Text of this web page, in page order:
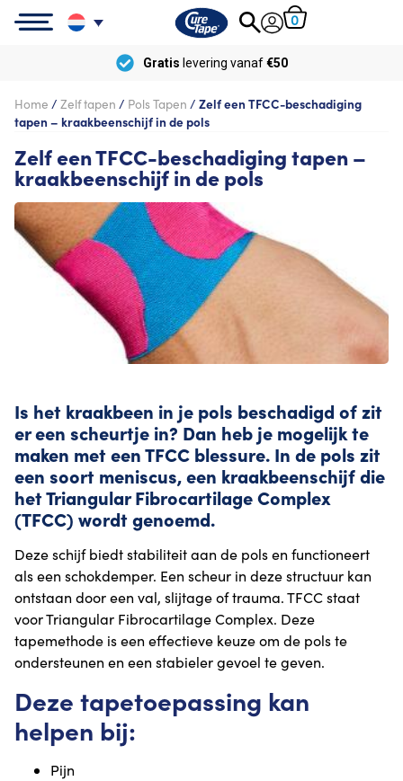
0
Gratis levering vanaf€50
Home / Zelf tapen / Pols Tapen / Zelf een TFCC-beschadiging
tapen – kraakbeenschijf in de pols
Zelf een TFCC-beschadiging tapen –
kraakbeenschijf in de pols
Is het kraakbeen in je pols beschadigd of zit
er een scheurtje in? Dan heb je mogelijk te
maken met een TFCC blessure. In de pols zit
een soort meniscus, een kraakbeenschijf die
het Triangular Fibrocartilage Complex
(TFCC) wordt genoemd.
Deze schijf biedt stabiliteit aan de pols en functioneert
als een schokdemper. Een scheur in deze structuur kan
ontstaan door een val, slijtage of trauma. TFCC staat
voor Triangular Fibrocartilage Complex. Deze
tapemethode is een effectieve keuze om de pols te
ondersteunen en een stabieler gevoel te geven.
Deze tapetoepassing kan
helpen bij:
Pijn